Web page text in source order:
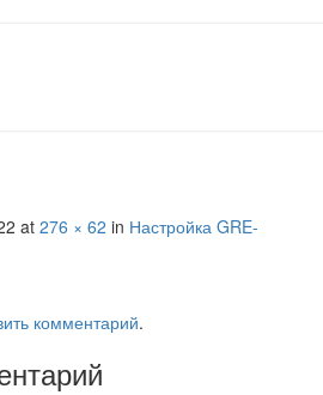
at 276 × 62 in Настройка GRE-
комментарий.